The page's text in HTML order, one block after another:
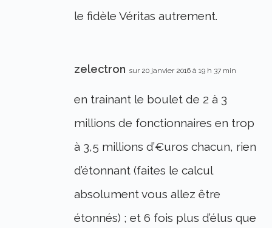
le fidèle Véritas autrement.
zelectron sur 20 janvier 2016 à 19 h 37 min
en trainant le boulet de 2 à 3
millions de fonctionnaires en trop
à 3,5 millions d’€uros chacun, rien
d’étonnant (faites le calcul
absolument vous allez être
étonnés) ; et 6 fois plus d’élus que